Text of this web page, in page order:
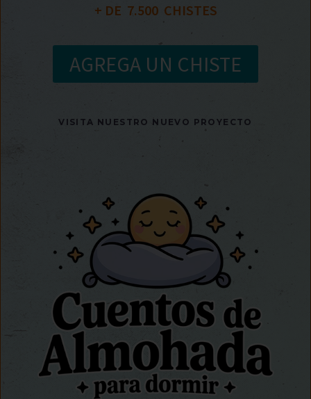
+ DE 7.500
  CHISTES
AGREGA UN CHISTE
VISITA NUESTRO NUEVO PROYECTO